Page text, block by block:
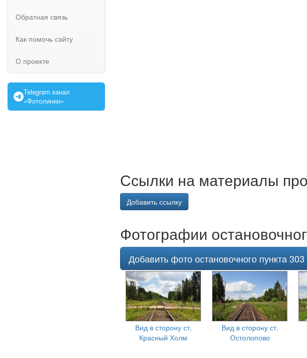
Обратная связь
Как помочь сайту
О проекте
Telegram канал
«Фотолинии»
Ссылки на материалы
Добавить ссылку
Фотографии
Добавить фото остановочного пункта
Вид в сторону ст.
Красный Холм
Вид в сторону ст.
Остолопово